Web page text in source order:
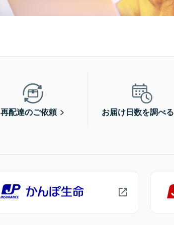
再配達のご依頼 お届け日数を調べる